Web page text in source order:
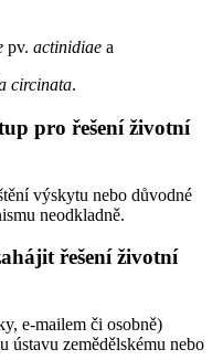
pv. actinidiae a
circinata.
pro řešení životní
výskytu nebo důvodné
neodkladně.
řešení životní
e-mailem či osobně)
ústavu zemědělskému nebo